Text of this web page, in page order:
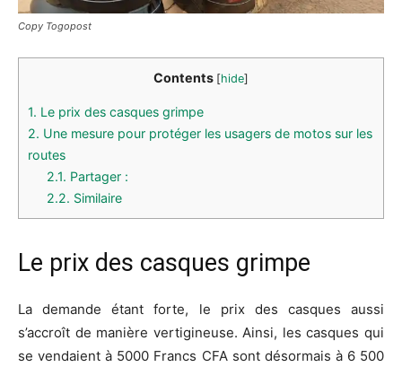
Copy Togopost
Contents [hide]
1. Le prix des casques grimpe
2. Une mesure pour protéger les usagers de motos sur les
routes
2.1. Partager :
2.2. Similaire
Le prix des casques grimpe
La demande étant forte, le prix des casques aussi
s’accroît de manière vertigineuse. Ainsi, les casques qui
se vendaient à 5000 Francs CFA sont désormais à 6 500